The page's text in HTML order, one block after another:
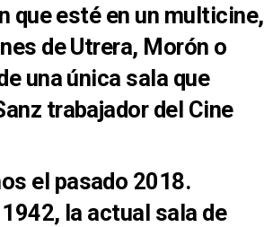
que esté en un multicine,
de Utrera, Morón o
una única sala que
trabajador del Cine
el pasado 2018.
la actual sala de